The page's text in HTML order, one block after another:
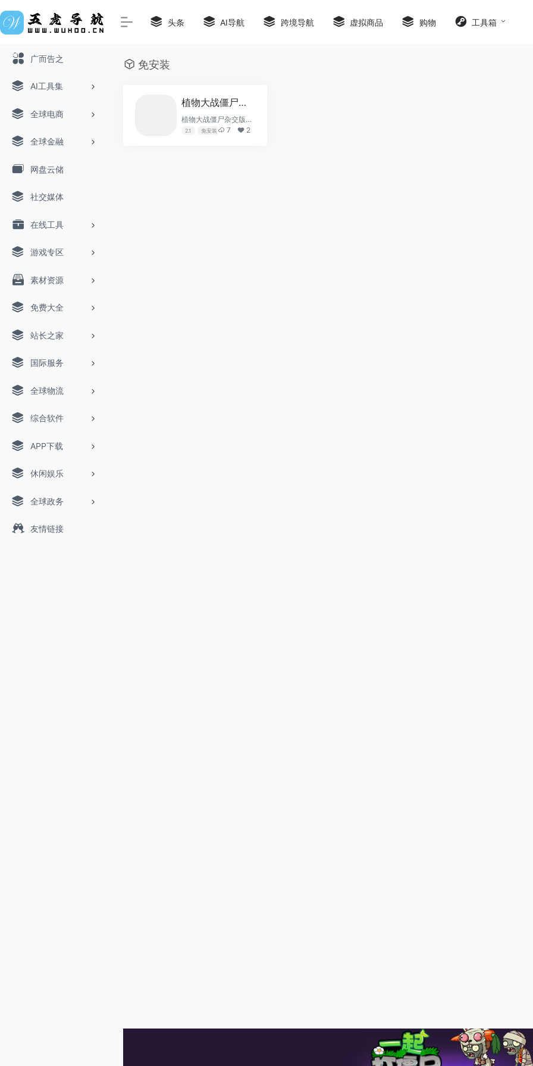
广而告之
AI工具集
全球电商
全球金融
网盘云储
社交媒体
在线工具
游戏专区
素材资源
免费大全
站长之家
国际服务
全球物流
综合软件
APP下载
休闲娱乐
全球政务
友情链接
头条 AI导航 跨境导航 虚拟商品 购物 工具箱
免安装
植物大战僵尸杂交版2.1免安装
植物大战僵尸杂交版2.1免安装
2.1 免安装 杂交版
7 2